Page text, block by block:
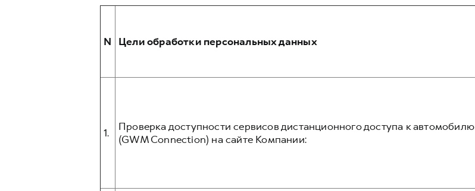
N Цели обработки персональных данных
1.
Проверка доступности сервисов дистанционного доступа к автомобилю
(GWM Connection) на сайте Компании: